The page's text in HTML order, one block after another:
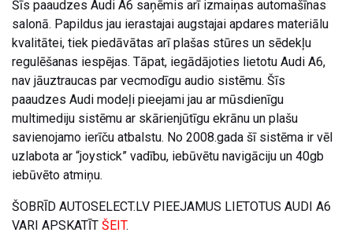
Šīs paaudzes Audi A6 saņēmis arī izmaiņas automašīnas
salonā. Papildus jau ierastajai augstajai apdares materiālu
kvalitātei, tiek piedāvātas arī plašas stūres un sēdekļu
regulēšanas iespējas. Tāpat, iegādājoties lietotu Audi A6,
nav jāuztraucas par vecmodīgu audio sistēmu. Šīs
paaudzes Audi modeļi pieejami jau ar mūsdienīgu
multimediju sistēmu ar skārienjūtīgu ekrānu un plašu
savienojamo ierīču atbalstu. No 2008.gada šī sistēma ir vēl
uzlabota ar “joystick” vadību, iebūvētu navigāciju un 40gb
iebūvēto atmiņu.
ŠOBRĪD AUTOSELECT.LV PIEEJAMUS LIETOTUS AUDI A6
VARI APSKATĪT ŠEIT.